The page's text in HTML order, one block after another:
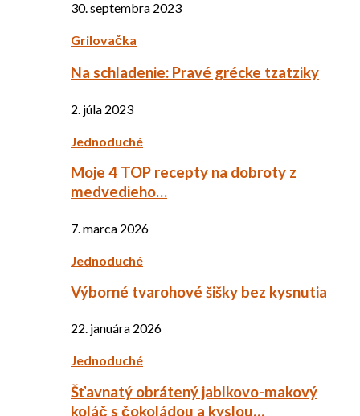
30. septembra 2023
Grilovačka
Na schladenie: Pravé grécke tzatziky
2. júla 2023
Jednoduché
Moje 4 TOP recepty na dobroty z
medvedieho…
7. marca 2026
Jednoduché
Výborné tvarohové šišky bez kysnutia
22. januára 2026
Jednoduché
Šťavnatý obrátený jablkovo-makový
koláč s čokoládou a kyslou…